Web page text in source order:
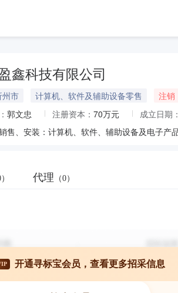
鑫科技有限公司
州市 计算机、软件及辅助设备零售
注销
郭文忠 注册资本： 70万元 成立日期：
代理 （0）
开通寻标宝会员，查看更多招采信息